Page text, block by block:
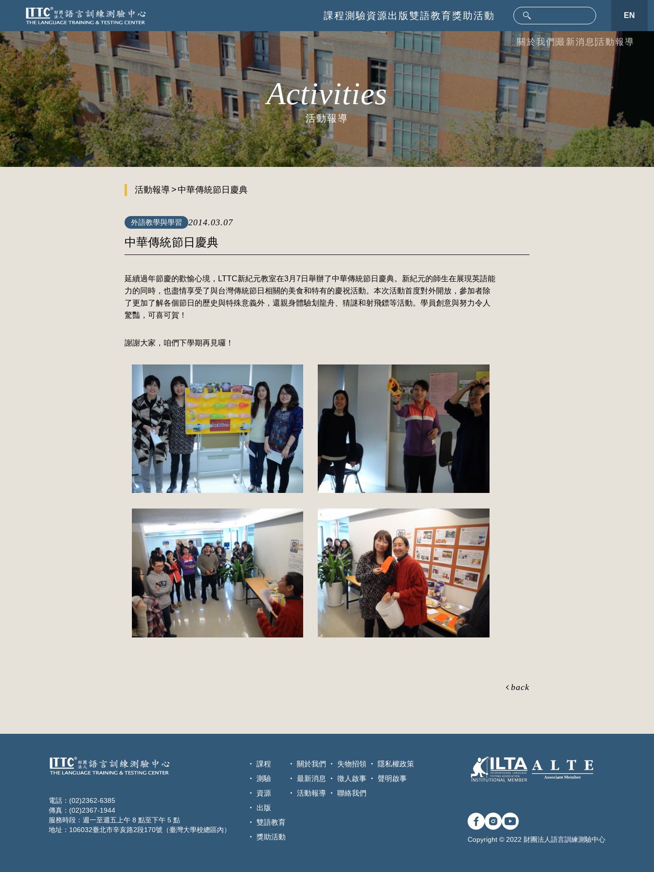
課程測驗資源出版雙語教育獎助活動 EN
關於我們 最新消息 活動報導
Activities
活動報導
活動報導 中華傳統節日慶典
外語教學與學習 2014.03.07
中華傳統節日慶典
延續過年節慶的歡愉心境，LTTC新紀元教室在3月7日舉辦了中華傳統節日慶典。新紀元的師生在展現英語能
力的同時，也盡情享受了與台灣傳統節日相關的美食和特有的慶祝活動。本次活動首度對外開放，參加者除
了更加了解各個節日的歷史與特殊意義外，還親身體驗划龍舟、猜謎和射飛鏢等活動。學員創意與努力令人
驚豔，可喜可賀！
謝謝大家，咱們下學期再見囉！
back
電話：(02)2362-6385
傳真：(02)2367-1944
服務時段：週一至週五上午 8 點至下午 5 點
地址：106032臺北市辛亥路2段170號（臺灣大學校總區內）
課程
測驗
資源
出版
雙語教育
獎助活動
關於我們
最新消息
活動報導
失物招領
徵人啟事
聯絡我們
隱私權政策
聲明啟事
Copyright © 2022 財團法人語言訓練測驗中心